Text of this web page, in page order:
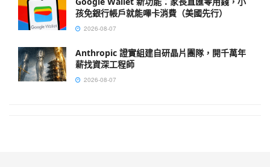
孩免銀行帳戶就能嗶卡消費（美國先行）
2026-08-07
Anthropic 證實組建自研晶片團隊，開千萬年
薪找資深工程師
2026-08-07